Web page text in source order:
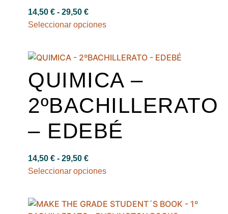
14,50 € - 29,50 €
Seleccionar opciones
QUIMICA –
2ºBACHILLERATO
– EDEBÉ
14,50 € - 29,50 €
Seleccionar opciones